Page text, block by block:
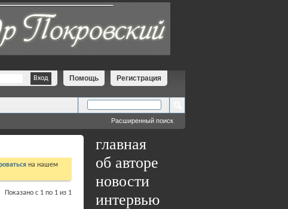
Регистрация
Помощь
Расширенный поиск
главная
об авторе
новости
интервью
на нашем
Показано с 1 по 1 из 1